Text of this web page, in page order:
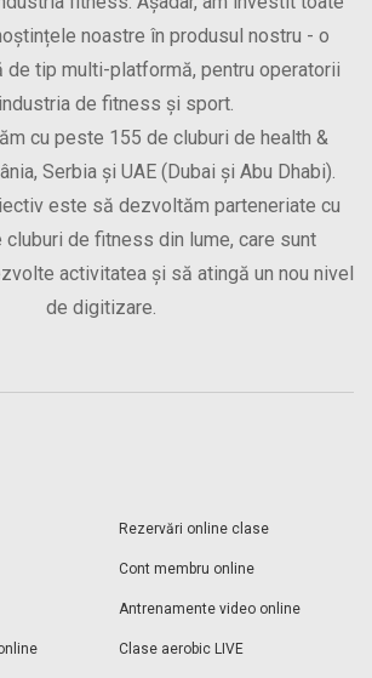
noastre în produsul nostru - o
de tip multi-platformă, pentru operatorii
de fitness și sport.
cu peste 155 de cluburi de health &
Serbia și UAE (Dubai și Abu Dhabi).
este să dezvoltăm parteneriate cu
cluburi de fitness din lume, care sunt
activitatea și să atingă un nou nivel
de digitizare.
Rezervări online clase
Cont membru online
Antrenamente video online
Clase aerobic LIVE